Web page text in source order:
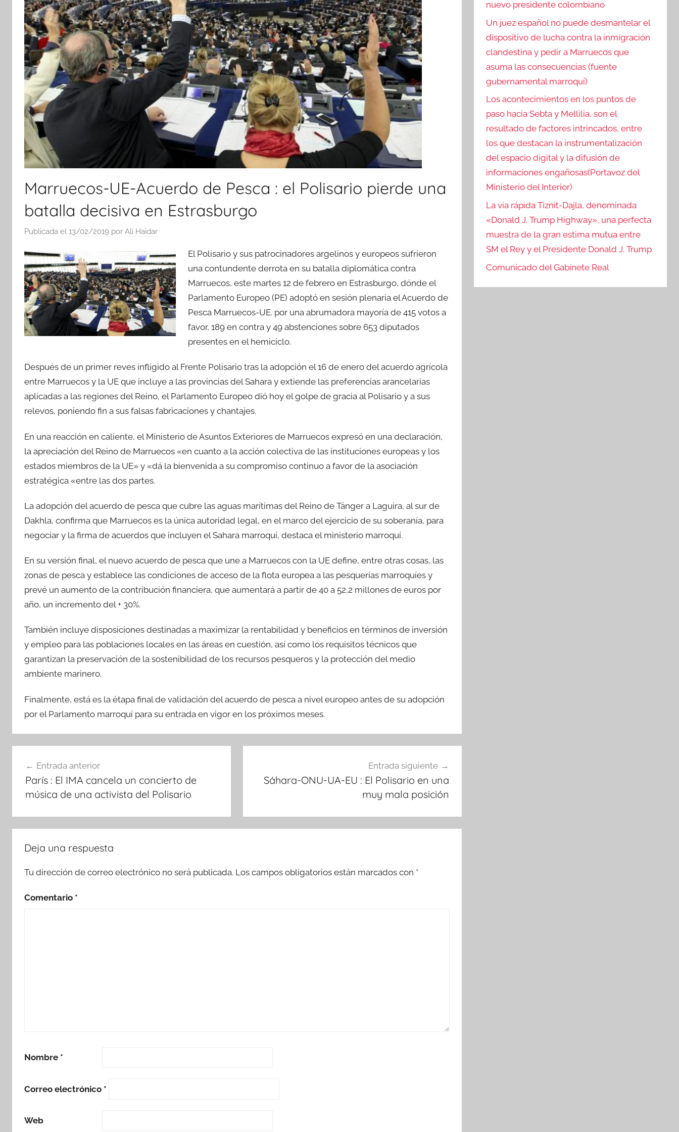
Marruecos-UE-Acuerdo de Pesca : el Polisario pierde una
batalla decisiva en Estrasburgo
Publicada el 13/02/2019 por Ali Haidar
El Polisario y sus patrocinadores argelinos y europeos sufrieron
una contundente derrota en su batalla diplomática contra
Marruecos, este martes 12 de febrero en Estrasburgo, dónde el
Parlamento Europeo (PE) adoptó en sesión plenaria el Acuerdo de
Pesca Marruecos-UE. por una abrumadora mayoría de 415 votos a
favor, 189 en contra y 49 abstenciones sobre 653 diputados
presentes en el hemiciclo.
Después de un primer reves infligido al Frente Polisario tras la adopción el 16 de enero del acuerdo agrícola
entre Marruecos y la UE que incluye a las provincias del Sahara y extiende las preferencias arancelarias
aplicadas a las regiones del Reino, el Parlamento Europeo dió hoy el golpe de gracia al Polisario y a sus
relevos, poniendo fin a sus falsas fabricaciones y chantajes.
En una reacción en caliente, el Ministerio de Asuntos Exteriores de Marruecos expresó en una declaración,
la apreciación del Reino de Marruecos «en cuanto a la acción colectiva de las instituciones europeas y los
estados miembros de la UE» y «dá la bienvenida a su compromiso continuo a favor de la asociación
estratégica «entre las dos partes.
La adopción del acuerdo de pesca que cubre las aguas marítimas del Reino de Tánger a Laguira, al sur de
Dakhla, confirma que Marruecos es la única autoridad legal, en el marco del ejercicio de su soberanía, para
negociar y la firma de acuerdos que incluyen el Sahara marroquí, destaca el ministerio marroquí.
En su versión final, el nuevo acuerdo de pesca que une a Marruecos con la UE define, entre otras cosas, las
zonas de pesca y establece las condiciones de acceso de la flota europea a las pesquerías marroquíes y
prevé un aumento de la contribución financiera, que aumentará a partir de 40 a 52,2 millones de euros por
año, un incremento del + 30%.
También incluye disposiciones destinadas a maximizar la rentabilidad y beneficios en términos de inversión
y empleo para las poblaciones locales en las áreas en cuestión, así como los requisitos técnicos que
garantizan la preservación de la sostenibilidad de los recursos pesqueros y la protección del medio
ambiente marinero.
Finalmente, está es la étapa final de validación del acuerdo de pesca a nivel europeo antes de su adopción
por el Parlamento marroquí para su entrada en vigor en los próximos meses.
de
entradas
Entrada anterior
París : El IMA cancela un concierto de
música de una activista del Polisario
Entrada siguiente
Sáhara-ONU-UA-EU : El Polisario en una
muy mala posición
Deja una respuesta
Tu dirección de correo electrónico no será publicada. Los campos obligatorios están marcados con *
Comentario *
Nombre *
Correo electrónico *
Web
nuevo presidente colombiano
Un juez español no puede desmantelar el
dispositivo de lucha contra la inmigración
clandestina y pedir a Marruecos que
asuma las consecuencias (fuente
gubernamental marroquí)
Los acontecimientos en los puntos de
paso hacia Sebta y Mellilia, son el
resultado de factores intrincados, entre
los que destacan la instrumentalización
del espacio digital y la difusión de
informaciones engañosas(Portavoz del
Ministerio del Interior)
La vía rápida Tiznit-Dajla, denominada
«Donald J. Trump Highway», una perfecta
muestra de la gran estima mutua entre
SM el Rey y el Presidente Donald J. Trump
Comunicado del Gabinete Real